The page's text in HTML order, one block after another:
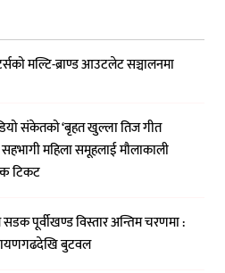
मल्टि-ब्राण्ड आउटलेट सञ्चालनमा
संकेतको ‘बृहत खुल्ला तिज गीत
सहभागी महिला समूहलाई मौलाकाली
टिकट
पूर्वीखण्ड विस्तार अन्तिम चरणमा :
बुटवल